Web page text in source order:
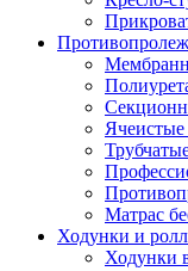
Матрас
Ходунки и
Ходунки